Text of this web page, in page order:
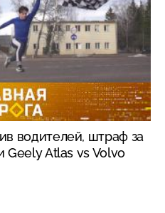
водителей, штраф за
Geely Atlas vs Volvo